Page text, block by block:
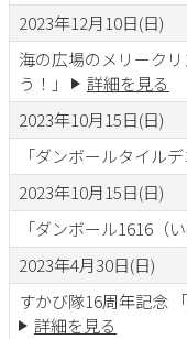
2023年12月10日(日)
海の広場のメリーク
う！」
詳細を見る
2023年10月15日(日)
「ダンボールタイル
2023年10月15日(日)
「ダンボール1616（
2023年4月30日(日)
すかび隊16周年記念
詳細を見る